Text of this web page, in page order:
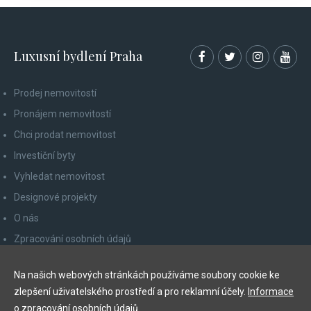
Luxusní bydlení Praha
Prodej nemovitostí
Pronájem nemovitostí
Chci prodat nemovitost
Investiční byty
Vyhledat nemovitost
Designové projekty
O nás
Zpracování osobních údajů
Odhlášení z newsletteru
Na našich webových stránkách používáme soubory cookie ke
zlepšení uživatelského prostředí a pro reklamní účely. Informace
o zpracování osobních údajů